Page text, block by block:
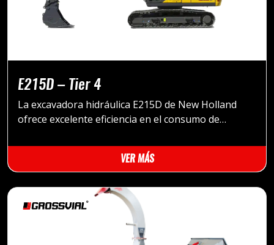
E215D – Tier 4
La excavadora hidráulica E215D de New Holland
ofrece excelente eficiencia en el consumo de
contribuye a prolongar la vida útil de la máquina.
VER MÁS